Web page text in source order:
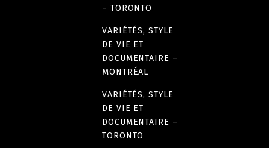
– TORONTO
VARIÉTÉS, STYLE
DE VIE ET
DOCUMENTAIRE –
MONTRÉAL
VARIÉTÉS, STYLE
DE VIE ET
DOCUMENTAIRE –
TORONTO